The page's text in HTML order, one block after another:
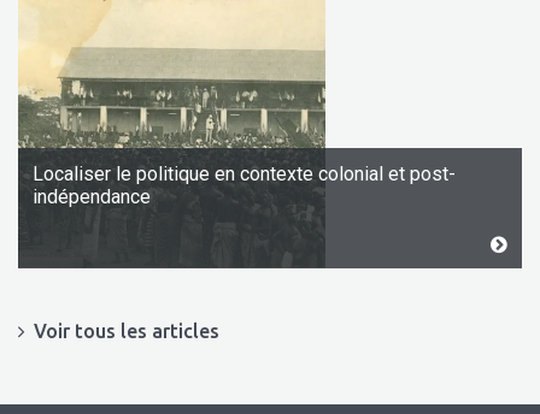
Localiser le politique en contexte colonial et post-
indépendance
Voir tous les articles